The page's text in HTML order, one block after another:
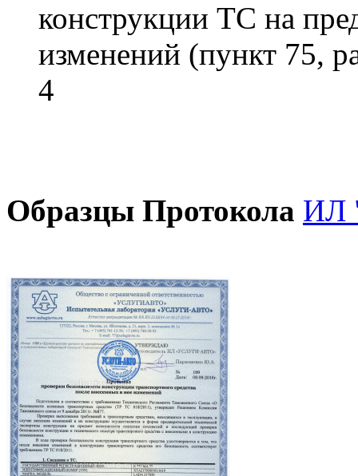
конструкции ТС на
изменений (пункт 75,
4
Образцы Протокола ИЛ